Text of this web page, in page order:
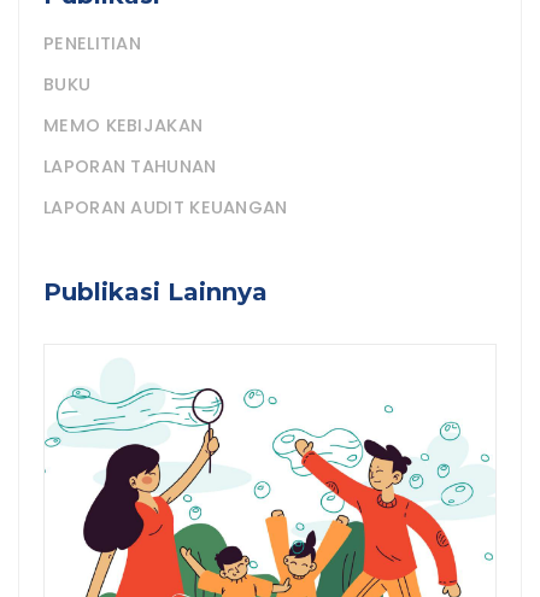
PENELITIAN
BUKU
MEMO KEBIJAKAN
LAPORAN TAHUNAN
LAPORAN AUDIT KEUANGAN
Publikasi Lainnya